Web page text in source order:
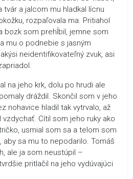
tvár a jalcom mu hladkal lícnu
rozpaľovala ma. Pritiahol
bozk som prehĺbil, jemne som
mu o podnebie s jasným
neidentifikovateľný zvuk, asi
na jeho krk, dolu po hrudi ale
dráždil. Skončil som v jeho
nohavice hladil tak vytrvalo, až
Cítil som jeho ruky ako
usmial som sa a telom som
aby sa mu to nepodarilo. Tomáš
ale ja som neustúpil –
pritlačil na jeho vydúvajúci